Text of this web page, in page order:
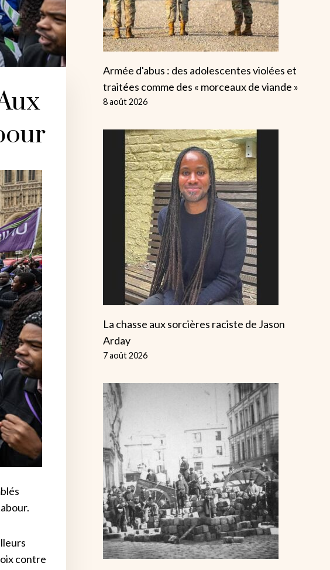
contre
Armée d'abus : des adolescentes violées et
traitées comme des « morceaux de viande »
8 août 2026
La chasse aux sorcières raciste de Jason
Arday
7 août 2026